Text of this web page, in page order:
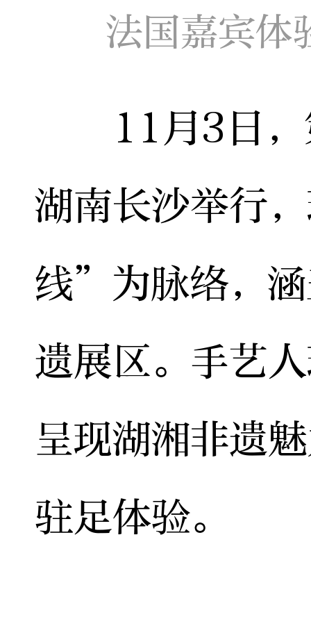
法国嘉宾体
11月3日，
湖南长沙举行
线”为脉络，
遗展区。手艺
呈现湖湘非遗
驻足体验。